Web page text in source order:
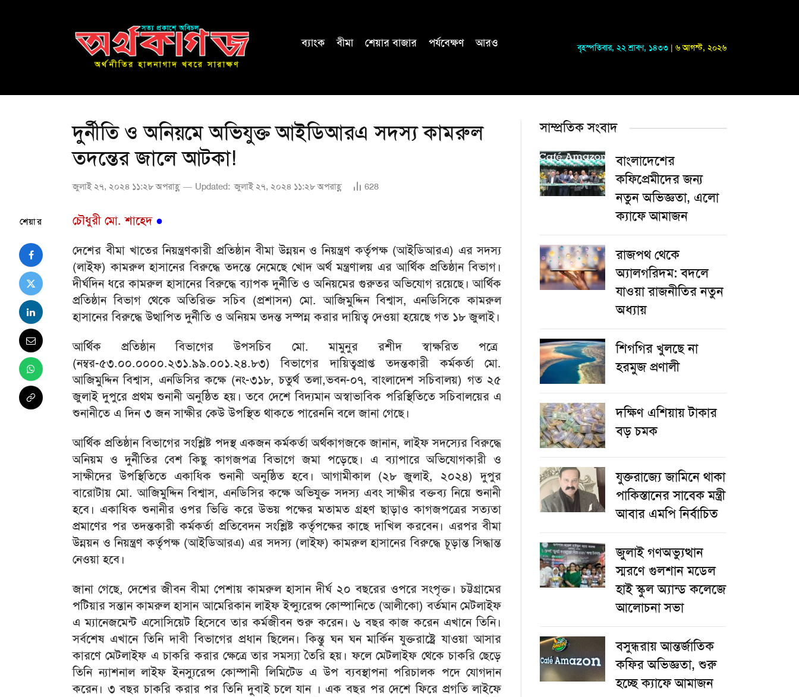
ব্যাংক বীমা শেয়ার বাজার পর্যবেক্ষণ আরও বৃহস্পতিবার, ২২ শ্রাবণ, ১৪৩৩ | ৬ আগস্ট, ২০২৬
দুর্নীতি ও অনিয়মে অভিযুক্ত আইডিআরএ সদস্য কামরুল
তদন্তের জালে আটকা!
জুলাই ২৭, ২০২৪ ১১:২৮ অপরাহ্ণ Updated: জুলাই ২৭, ২০২৪ ১১:২৮ অপরাহ্ণ 628
শেয়ার চৌধুরী মো.শাহেদ ●
দেশের বীমা খাতের নিয়ন্ত্রণকারী প্রতিষ্ঠান বীমা উন্নয়ন ও নিয়ন্ত্রণ কর্তৃপক্ষ (আইডিআরএ) এর সদস্য
(লাইফ) কামরুল হাসানের বিরুদ্ধে তদন্তে নেমেছে খোদ অর্থ মন্ত্রণালয় এর আর্থিক প্রতিষ্ঠান বিভাগ।
দীর্ঘদিন ধরে কামরুল হাসানের বিরুদ্ধে ব্যাপক দুর্নীতি ও অনিয়মের গুরুতর অভিযোগ রয়েছে। আর্থিক
প্রতিষ্ঠান বিভাগ থেকে অতিরিক্ত সচিব (প্রশাসন) মো. আজিমুদ্দিন বিশ্বাস, এনডিসিকে কামরুল
হাসানের বিরুদ্ধে উত্থাপিত দুর্নীতি ও অনিয়ম তদন্ত সম্পন্ন করার দায়িত্ব দেওয়া হয়েছে গত ১৮ জুলাই।
আর্থিক প্রতিষ্ঠান বিভাগের উপসচিব মো. মামুনুর রশীদ স্বাক্ষরিত পত্রে
(নম্বর-৫৩.০০.০০০০.২৩১.৯৯.০০১.২৪.৮৩) বিভাগের দায়িত্বপ্রাপ্ত তদন্তকারী কর্মকর্তা মো.
আজিমুদ্দিন বিশ্বাস, এনডিসির কক্ষে (নং-৩১৮, চতুর্থ তলা,ভবন-০৭, বাংলাদেশ সচিবালয়) গত ২৫
জুলাই দুপুরে প্রথম শুনানী অনুষ্ঠিত হয়। তবে দেশে বিদ্যমান অস্বাভাবিক পরিস্থিতিতে সচিবালয়ের এ
শুনানীতে এ দিন ৩ জন সাক্ষীর কেউ উপস্থিত থাকতে পারেননি বলে জানা গেছে।
আর্থিক প্রতিষ্ঠান বিভাগের সংশ্লিষ্ট পদস্থ একজন কর্মকর্তা অর্থকাগজকে জানান, লাইফ সদস্যের বিরুদ্ধে
অনিয়ম ও দুর্নীতির বেশ কিছু কাগজপত্র বিভাগে জমা পড়েছে। এ ব্যাপারে অভিযোগকারী ও
সাক্ষীদের উপস্থিতিতে একাধিক শুনানী অনুষ্ঠিত হবে। আগামীকাল (২৮ জুলাই, ২০২৪) দুপুর
বারোটায় মো. আজিমুদ্দিন বিশ্বাস, এনডিসির কক্ষে অভিযুক্ত সদস্য এবং সাক্ষীর বক্তব্য নিয়ে শুনানী
হবে। একাধিক শুনানীর ওপর ভিত্তি করে উভয় পক্ষের মতামত গ্রহণ ছাড়াও কাগজপত্রের সত্যতা
প্রমাণের পর তদন্তকারী কর্মকর্তা প্রতিবেদন সংশ্লিষ্ট কর্তৃপক্ষের কাছে দাখিল করবেন। এরপর বীমা
উন্নয়ন ও নিয়ন্ত্রণ কর্তৃপক্ষ (আইডিআরএ) এর সদস্য (লাইফ) কামরুল হাসানের বিরুদ্ধে চূড়ান্ত সিদ্ধান্ত
নেওয়া হবে।
জানা গেছে, দেশের জীবন বীমা পেশায় কামরুল হাসান দীর্ঘ ২০ বছরের ওপরে সংপৃক্ত। চট্টগ্রামের
পটিয়ার সন্তান কামরুল হাসান আমেরিকান লাইফ ইন্স্যুরেন্স কোম্পানিতে (আলীকো) বর্তমান মেটলাইফ
এ ম্যানেজমেন্ট এসোসিয়েট হিসেবে তার কর্মজীবন শুরু করেন। ৬ বছর কাজ করেন এখানে তিনি।
সর্বশেষ এখানে তিনি দাবী বিভাগের প্রধান ছিলেন। কিন্তু ঘন ঘন মার্কিন যুক্তরাষ্ট্রে যাওয়া আসার
কারণে মেটলাইফ এ চাকরি করার ক্ষেত্রে তার সমস্যা তৈরি হয়। ফলে মেটলাইফ থেকে চাকরি ছেড়ে
তিনি ন্যাশনাল লাইফ ইনস্যুরেন্স কোম্পানী লিমিটেড এ উপ ব্যবস্থাপনা পরিচালক পদে যোগদান
করেন। ৩ বছর চাকরি করার পর তিনি দুবাই চলে যান । এক বছর পর দেশে ফিরে প্রগতি লাইফে
সাম্প্রতিক সংবাদ
বাংলাদেশের
কফিপ্রেমীদের জন্য
নতুন অভিজ্ঞতা, এলো
ক্যাফে আমাজন
রাজপথ থেকে
অ্যালগরিদম: বদলে
যাওয়া রাজনীতির নতুন
অধ্যায়
শিগগির খুলছে না
হরমুজ প্রণালী
দক্ষিণ এশিয়ায় টাকার
বড় চমক
যুক্তরাজ্যে জামিনে থাকা
পাকিস্তানের সাবেক মন্ত্রী
আবার এমপি নির্বাচিত
জুলাই গণঅভ্যুত্থান
স্মরণে গুলশান মডেল
হাই স্কুল অ্যান্ড কলেজে
আলোচনা সভা
বসুন্ধরায় আন্তর্জাতিক
কফির অভিজ্ঞতা, শুরু
হচ্ছে ক্যাফে আমাজন